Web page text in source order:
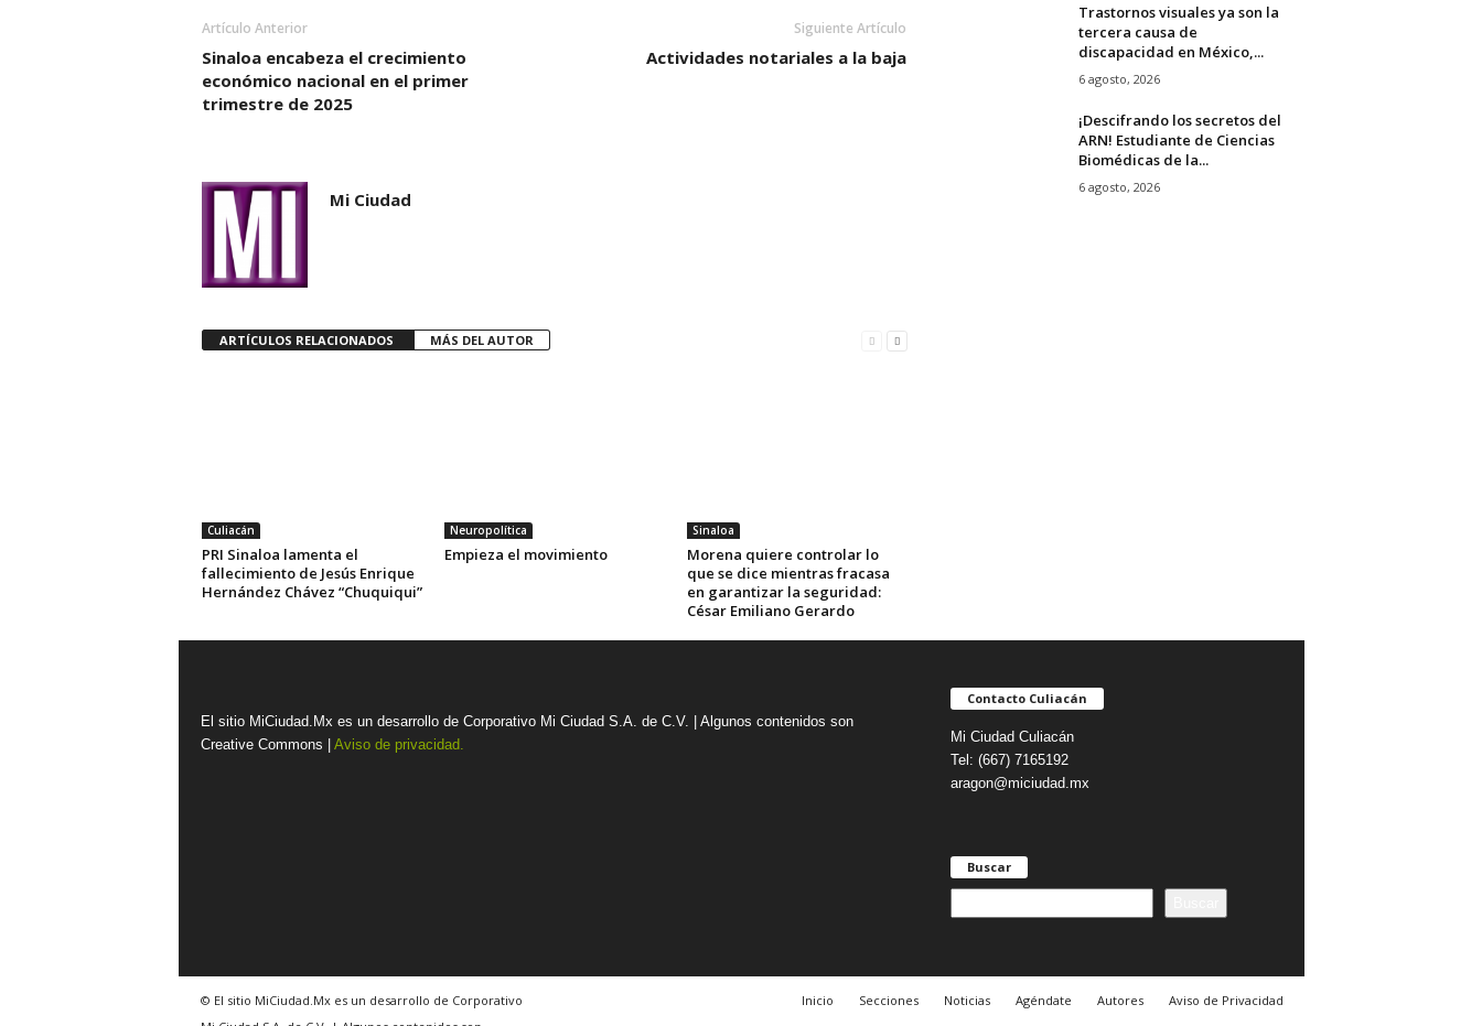
Artículo Anterior
Sinaloa encabeza el crecimiento
económico nacional en el primer
trimestre de 2025
Siguiente Artículo
Actividades notariales a la baja
Mi Ciudad
ARTÍCULOS RELACIONADOS MÁS DEL AUTOR
Culiacán
PRI Sinaloa lamenta el
fallecimiento de Jesús Enrique
Hernández Chávez “Chuquiqui”
Neuropolítica
Empieza el movimiento
Sinaloa
Morena quiere controlar lo
que se dice mientras fracasa
en garantizar la seguridad:
César Emiliano Gerardo
Trastornos visuales ya son la
tercera causa de
discapacidad en México,...
6 agosto, 2026
¡Descifrando los secretos del
ARN! Estudiante de Ciencias
Biomédicas de la...
6 agosto, 2026
El sitio MiCiudad.Mx es un desarrollo de Corporativo Mi Ciudad S.A. de C.V. | Algunos contenidos son
Creative Commons | Aviso de privacidad.
Contacto Culiacán
Mi Ciudad Culiacán
Tel: (667) 7165192
aragon@miciudad.mx
Buscar
u
Inicio Secciones Noticias Agéndate Autores Aviso de Privacidad
© El sitio MiCiudad.Mx es un desarrollo de Corporativo